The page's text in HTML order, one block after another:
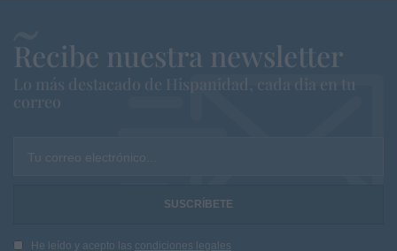
Recibe nuestra newsletter
Lo más destacado de Hispanidad, cada dia en tu
correo
Tu correo electrónico...
He leído y acepto las condiciones legales